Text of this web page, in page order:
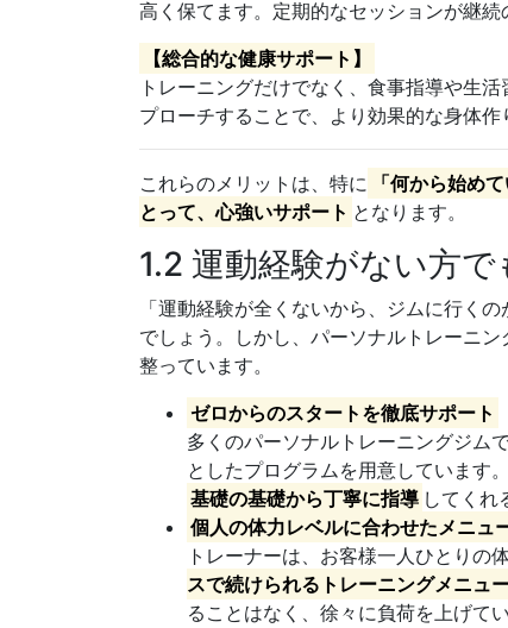
高く保てます。定期的なセッションが継続
【総合的な健康サポート】
トレーニングだけでなく、食事指導や生
プローチすることで、より効果的な身体作
これらのメリットは、特に
「何から始め
とって、心強いサポート となります。
1.2 運動経験がない方
「運動経験が全くないから、ジムに行く
でしょう。しかし、パーソナルトレーニ
整っています。
ゼロからのスタートを徹底サポート
多くのパーソナルトレーニングジム
としたプログラムを用意しています
基礎の基礎から丁寧に指導 してくれ
個人の体力レベルに合わせたメニュ
トレーナーは、お客様一人ひとりの
スで続けられるトレーニングメニュ
ることはなく、徐々に負荷を上げて